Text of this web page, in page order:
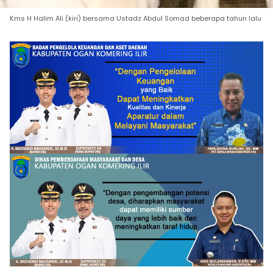
Kms H Halim Ali (kiri) bersama Ustadz Abdul Somad beberapa tahun lalu